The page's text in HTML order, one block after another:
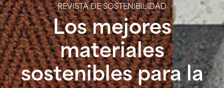
REVISTA DE SOSTENIBILIDAD
Los mejores
materiales
sostenibles para la